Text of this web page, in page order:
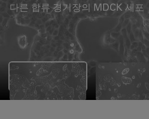
다른 합류 경기장의 MDCK 세포